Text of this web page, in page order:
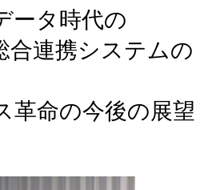
ータ時代の
合連携システムの
革命の今後の展望